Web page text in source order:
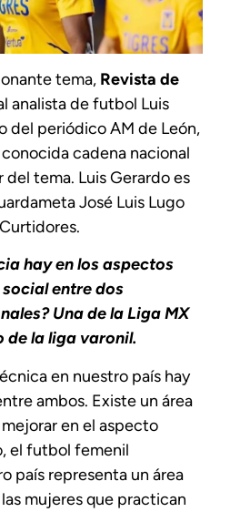
tema, Revista de
analista de futbol Luis
del periódico AM de León,
cadena nacional
tema. Luis Gerardo es
José Luis Lugo
hay en los aspectos
entre dos
Una de la Liga MX
de la liga varonil.
en nuestro país hay
ambos. Existe un área
en el aspecto
el futbol femenil
país representa un área
mujeres que practican